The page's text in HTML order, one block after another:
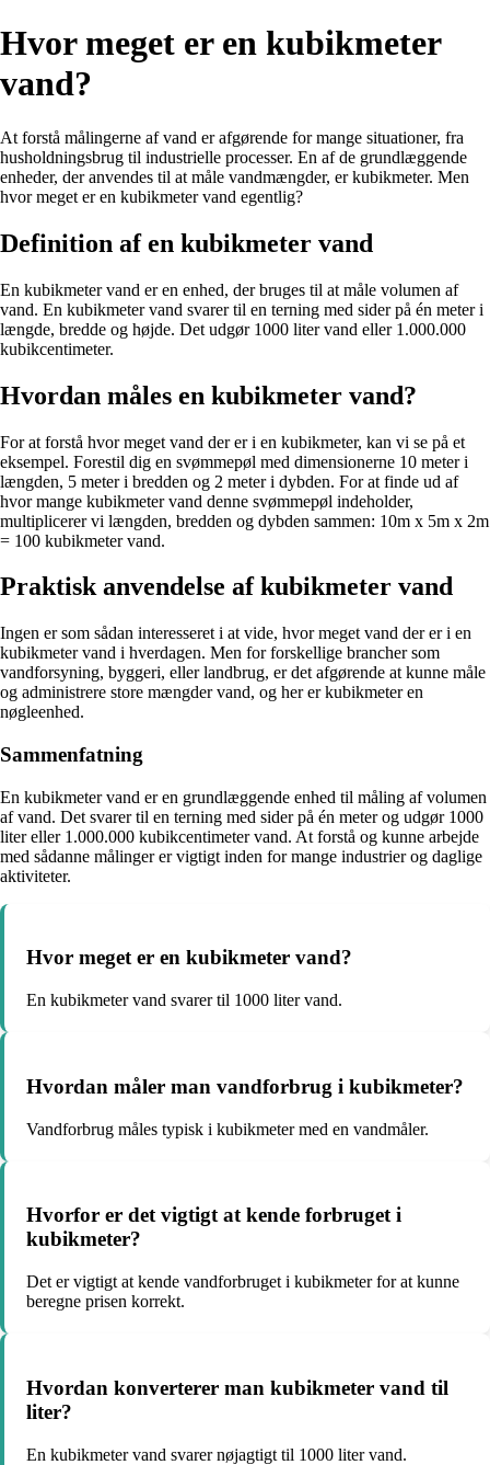
Hvor meget er en kubikmeter
vand?
At forstå målingerne af vand er afgørende for mange situationer, fra
husholdningsbrug til industrielle processer. En af de grundlæggende
enheder, der anvendes til at måle vandmængder, er kubikmeter. Men
hvor meget er en kubikmeter vand egentlig?
Definition af en kubikmeter vand
En kubikmeter vand er en enhed, der bruges til at måle volumen af
vand. En kubikmeter vand svarer til en terning med sider på én meter i
længde, bredde og højde. Det udgør 1000 liter vand eller 1.000.000
kubikcentimeter.
Hvordan måles en kubikmeter vand?
For at forstå hvor meget vand der er i en kubikmeter, kan vi se på et
eksempel. Forestil dig en svømmepøl med dimensionerne 10 meter i
længden, 5 meter i bredden og 2 meter i dybden. For at finde ud af
hvor mange kubikmeter vand denne svømmepøl indeholder,
multiplicerer vi længden, bredden og dybden sammen: 10m x 5m x 2m
= 100 kubikmeter vand.
Praktisk anvendelse af kubikmeter vand
Ingen er som sådan interesseret i at vide, hvor meget vand der er i en
kubikmeter vand i hverdagen. Men for forskellige brancher som
vandforsyning, byggeri, eller landbrug, er det afgørende at kunne måle
og administrere store mængder vand, og her er kubikmeter en
nøgleenhed.
Sammenfatning
En kubikmeter vand er en grundlæggende enhed til måling af volumen
af vand. Det svarer til en terning med sider på én meter og udgør 1000
liter eller 1.000.000 kubikcentimeter vand. At forstå og kunne arbejde
med sådanne målinger er vigtigt inden for mange industrier og daglige
aktiviteter.
Hvor meget er en kubikmeter vand?
En kubikmeter vand svarer til 1000 liter vand.
Hvordan måler man vandforbrug i kubikmeter?
Vandforbrug måles typisk i kubikmeter med en vandmåler.
Hvorfor er det vigtigt at kende forbruget i
kubikmeter?
Det er vigtigt at kende vandforbruget i kubikmeter for at kunne
beregne prisen korrekt.
Hvordan konverterer man kubikmeter vand til
liter?
En kubikmeter vand svarer nøjagtigt til 1000 liter vand.